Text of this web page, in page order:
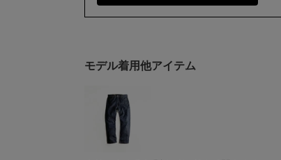
モデル着用他アイテム